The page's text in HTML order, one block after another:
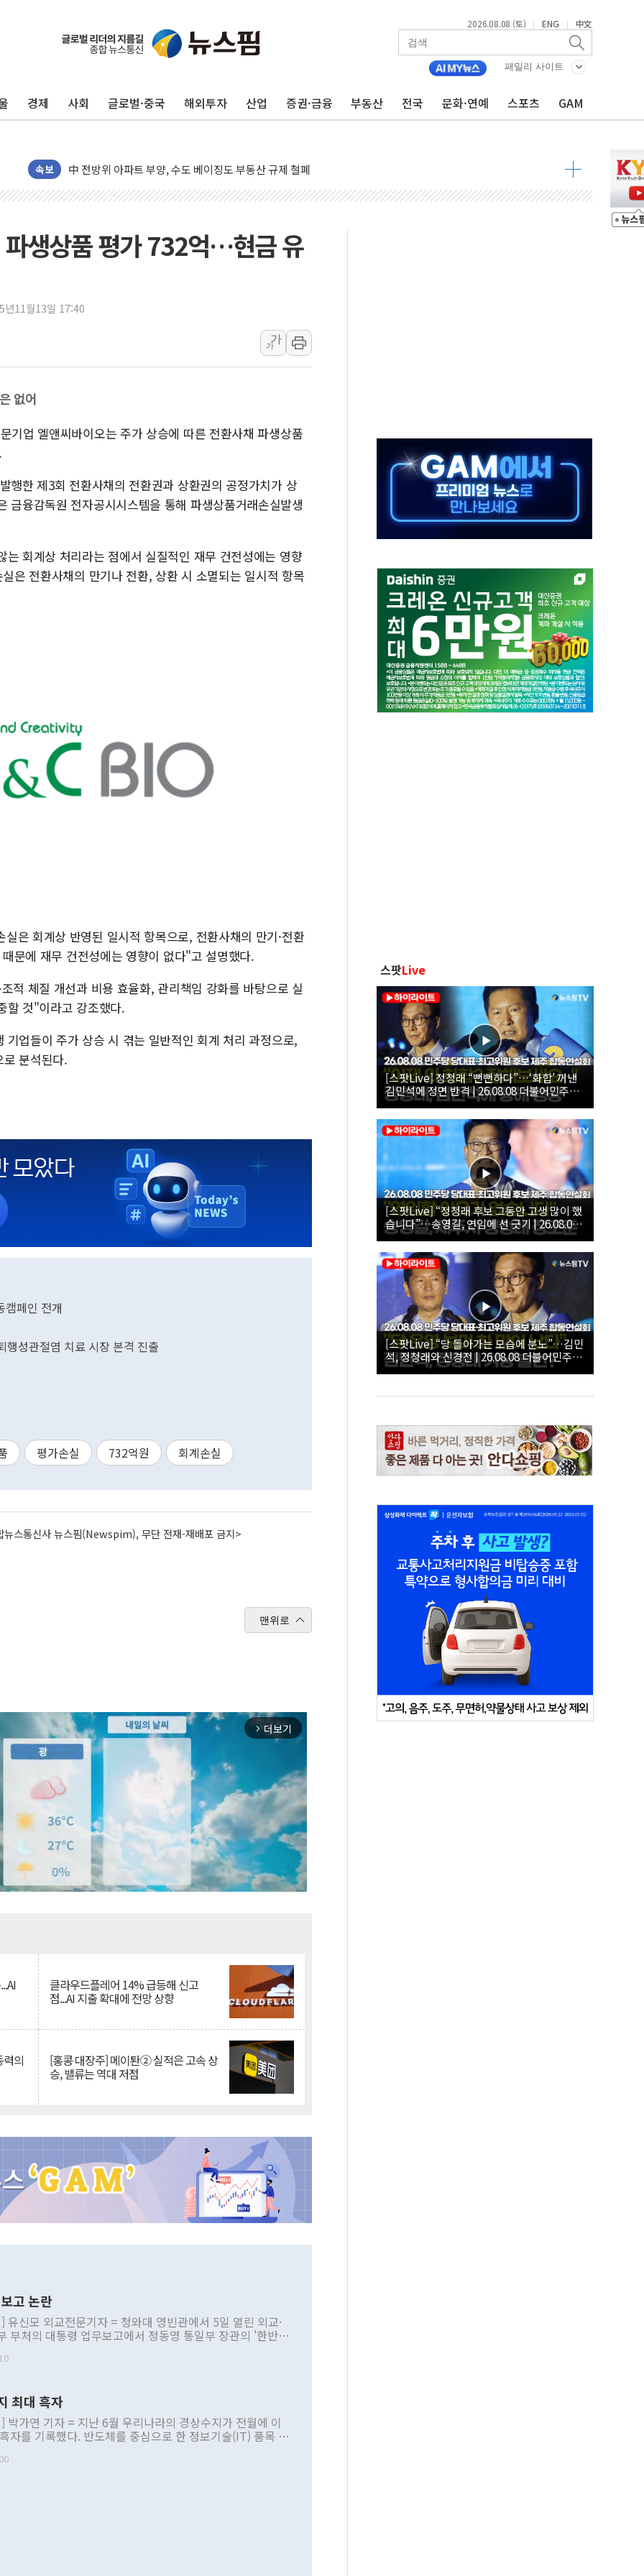
2026.08.08 (토) | ENG | 中文
패밀리 사이트
경제 사회 글로벌·중국 해외투자 산업 증권·금융 부동산 전국 문화·연예 스포츠 GAM
속보
李대통령, ISA 개편 재검토 지시…與 "적극 환영"·野 "졸속 국정"
동해중부 전 해상 풍랑주의보…10일까지 최대 3.5m 높은 물결
中 전방위 아파트 부양, 수도 베이징도 부동산 규제 철폐
인제 용대리 계곡서 수위 상승으로 피서객 7명 고립…전원 구조
강원 중·남부 동해안 시간당 50mm 이상 폭우…호우경보 발효
청양 밭에서 일하던 90대 숨져…온열질환 여부 조사
오세훈 "용산공원 주택 검토, 민주당 스스로 원칙 뒤집는 것"
한상협, 업계 개인정보 보안 새판 짠다…'자율규제단체' 타진
트럼프, 쿡 연준 이사 해임 재추진…"26일까지 의혹 소명" 요구
유럽증시, 美 고용 예상 밖 부진에 연준 금리 인상 가능성 낮아지며 상승… STOXX 600 지수는 나흘 연속 최고치
생상품 평가 732억…현금 유
년11월13일 17:40
가
가
없어
기업 엘앤씨바이오는 주가 상승에 따른 전환사채 파생상품
행한 제3회 전환사채의 전환권과 상환권의 공정가치가 상
금융감독원 전자공시시스템을 통해 파생상품거래손실발생
회계상 처리라는 점에서 실질적인 재무 건전성에는 영향
은 전환사채의 만기나 전환, 상환 시 소멸되는 일시적 항목
은 회계상 반영된 일시적 항목으로, 전환사채의 만기·전환
문에 재무 건전성에는 영향이 없다"고 설명했다.
적 체질 개선과 비용 효율화, 관리책임 강화를 바탕으로 실
할 것"이라고 강조했다.
업들이 주가 상승 시 겪는 일반적인 회계 처리 과정으로,
분석된다.
캠페인 전개
성관절염 치료 시장 본격 진출
평가손실 732억원 회계손실
뉴스통신사 뉴스핌(Newspim), 무단 전재-재배포 금지>
맨위로
arrow_forward_ios 더보기
클라우드플레어 14% 급등해 신고
점...AI 지출 확대에 전망 상향
의 [홍콩 대장주] 메이퇀② 실적은 고속 상
승, 밸류는 역대 저점
고 논란
유신모 외교전문기자 = 청와대 영빈관에서 5일 열린 외교·
부처의 대통령 업무보고에서 정동영 통일부 장관의 '한반도
부 내 조율을 거치지 않은 사안을 정책으로 추진하겠다고 공
근거한 비현실적 구상'이라는 비판을 내놨다. 그동안 정 장
관련 발언이 물의를 빚은 적은 여러 번 있지만 대통령과 유
공개적으로 부정적 입장을 표명한 것은 이례적이다. 정 장
북 접근법과 월권을 제어해야 한다는 목소리도 높아지고 있
최대 흑자
박가연 기자 = 지난 6월 우리나라의 경상수지가 전월에 이
자를 기록했다. 반도체를 중심으로 한 정보기술(IT) 품목 수
르
스팟Live
[스팟Live] 정청래 “뻔뻔하다”…‘화합’ 꺼낸
김민석에 정면 반격 | 26.08.08 더불어민주당
당대표·최고위원 후보 제주 합동연설회
[스팟Live] “정청래 후보 그동안 고생 많이 했
습니다”…송영길, 연임에 선 긋기 | 26.08.08
더불어민주당 당대표·최고위원 후보 제주 합
동연설회
[스팟Live] “당 돌아가는 모습에 분노”…김민
석, 정청래와 신경전 | 26.08.08 더불어민주당
당대표·최고위원 후보 제주 합동연설회